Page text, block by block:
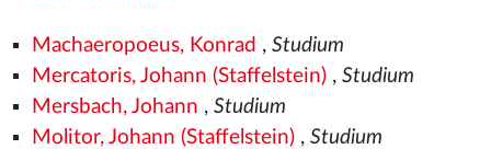
Machaeropoeus, Konrad , Studium
Mercatoris, Johann (Staffelstein), Studium
Mersbach, Johann , Studium
Molitor, Johann (Staffelstein), Studium